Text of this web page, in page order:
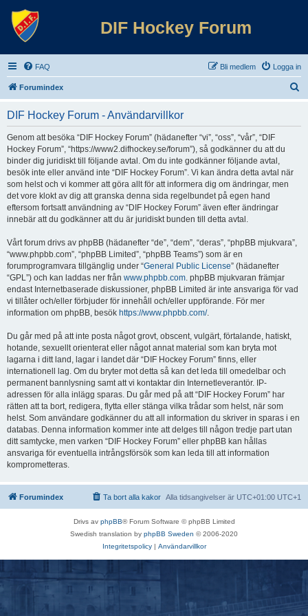
DIF Hockey Forum
FAQ Logga in
Bli medlem
Forumindex
DIF Hockey Forum - Användarvillkor
Genom att besöka “DIF Hockey Forum” (hädanefter “vi”, “oss”, “vår”, “DIF
Hockey Forum”, “https://www2.difhockey.se/forum”), så godkänner du att du
binder dig juridiskt till följande avtal. Om du inte godkänner följande avtal,
besök inte eller använd inte “DIF Hockey Forum”. Vi kan ändra detta avtal när
som helst och vi kommer att göra allt för att informera dig om ändringar, men
det vore klokt av dig att granska denna sida regelbundet på egen hand
eftersom fortsatt användning av “DIF Hockey Forum” även efter ändringar
innebär att du godkänner att du är juridiskt bunden till detta avtal.
Vårt forum drivs av phpBB (hädanefter “de”, “dem”, “deras”, “phpBB mjukvara”,
“www.phpbb.com”, “phpBB Limited”, “phpBB Teams”) som är en
forumprogramvara tillgänglig under “General Public License” (hädanefter
“GPL”) och kan laddas ner från www.phpbb.com. phpBB mjukvaran främjar
endast Internetbaserade diskussioner, phpBB Limited är inte ansvariga för vad
vi tillåter och/eller förbjuder för innehåll och/eller uppförande. För mer
information om phpBB, besök https://www.phpbb.com/.
Du går med på att inte posta något grovt, obscent, vulgärt, förtalande, hatiskt,
hotande, sexuellt orienterat eller något annat material som kan bryta mot
lagarna i ditt land, lagar i landet där “DIF Hockey Forum” finns, eller
internationell lag. Om du bryter mot detta så kan det leda till omedelbar och
permanent bannlysning samt att vi kontaktar din Internetleverantör. IP-
adressen för alla inlägg sparas. Du går med på att “DIF Hockey Forum” har
rätten att ta bort, redigera, flytta eller stänga vilka trådar som helst, när som
helst. Som användare godkänner du att all information du skriver in sparas i en
databas. Denna information kommer inte att delges till någon tredje part utan
ditt samtycke, men varken “DIF Hockey Forum” eller phpBB kan hållas
ansvariga för eventuella intrångsförsök som kan leda till att information
komprometteras.
Forumindex Alla tidsangivelser är UTC+01:00 UTC+1
Ta bort alla kakor
Drivs av phpBB® Forum Software © phpBB Limited
Swedish translation by phpBB Sweden © 2006-2020
Integritetspolicy| Användarvillkor